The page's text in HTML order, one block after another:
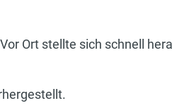
Ort stellte sich schnell